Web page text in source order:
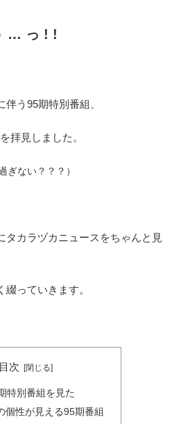
… っ ! !
う95期特別番組、
を拝見しました。
ぎない？？？）
タカラヅカニュースをちゃんと見
っていきます。
目次
特別番組を見た
個性が見える95期番組